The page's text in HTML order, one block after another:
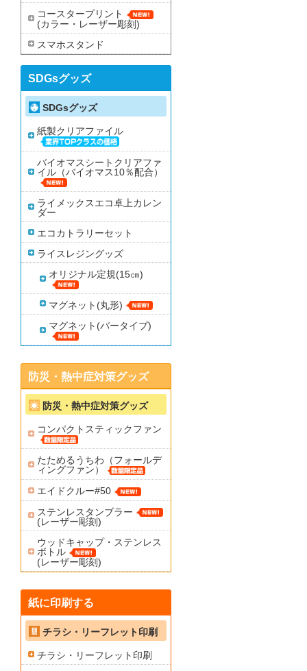
コースタープリント
(カラー・レーザー彫刻)
スマホスタンド
SDGsグッズ
SDGsグッズ
紙製クリアファイル
バイオマスシートクリアファ
イル（バイオマス10％配合）
ライメックスエコ卓上カレン
ダー
エコカトラリーセット
ライスレジングッズ
オリジナル定規(15㎝)
マグネット(丸形)
マグネット(バータイプ)
防災・熱中症対策グッズ
防災・熱中症対策グッズ
コンパクトスティックファン
たためるうちわ（フォールデ
ィングファン）
エイドクルー#50
ステンレスタンブラー
(レーザー彫刻)
ウッドキャップ・ステンレス
ボトル
(レーザー彫刻)
紙に印刷する
チラシ・リーフレット印刷
チラシ・リーフレット印刷